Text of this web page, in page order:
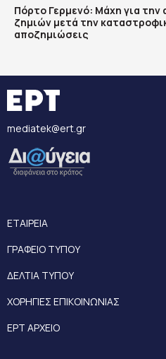
Πόρτο Γερμενό: Μάχη για
ζημιών μετά την
αποζημιώσεις
mediatek@ert.gr
ΕΤΑΙΡΕΙΑ
ΓΡΑΦΕΙΟ ΤΥΠΟΥ
ΔΕΛΤΙΑ ΤΥΠΟΥ
ΧΟΡΗΓΙΕΣ ΕΠΙΚΟΙΝΩΝΙΑΣ
ΕΡΤ ΑΡΧΕΙΟ